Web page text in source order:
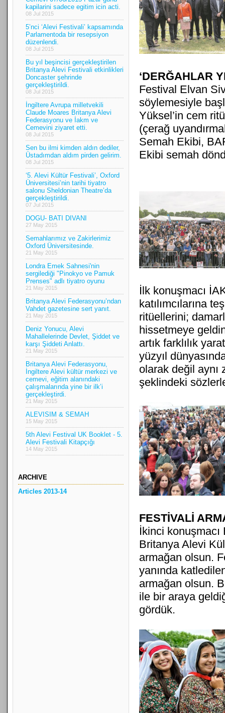
kapilarini sadece egitim icin acti.
08 Jul 2015
5’nci ‘Alevi Festivali’ kapsamında
Parlamentoda bir resepsiyon
düzenlendi.
08 Jul 2015
Bu yıl beşincisi gerçekleştirilen
Britanya Alevi Festivali etkinlikleri
Doncaster şehrinde
gerçekleştirildi.
08 Jul 2015
İngiltere Avrupa milletvekili
Claude Moares Britanya Alevi
Federasyonu ve İakm ve
Cemevini ziyaret etti.
08 Jul 2015
Sen bu ilmi kimden aldın dediler,
Üstadımdan aldım pirden gelirim.
08 Jul 2015
‘5. Alevi Kültür Festivali’, Oxford
Üniversitesi’nin tarihi tiyatro
salonu Sheldonian Theatre’da
gerçekleştirildi.
07 Jul 2015
DOGU- BATI DIVANI
27 May 2015
Semahlarımız ve Zakirlerimiz
Oxford Üniversitesinde.
21 May 2015
Londra Emek Sahnesi'nin
sergilediği "Pinokyo ve Pamuk
Prenses" adlı tiyatro oyunu
21 May 2015
Britanya Alevi Federasyonu’ndan
Vahdet gazetesine sert yanıt.
21 May 2015
Deniz Yonucu, Alevi
Mahallelerinde Devlet, Şiddet ve
karşı Şiddeti Anlattı.
21 May 2015
Britanya Alevi Federasyonu,
İngiltere Alevi kültür merkezi ve
cemevi, eğitim alanındaki
çalışmalarında yine bir ilk’i
gerçekleştirdi.
21 May 2015
ALEVISIM & SEMAH
15 May 2015
5th Alevi Festival UK Booklet - 5.
Alevi Festivali Kitapçığı
14 May 2015
ARCHIVE
Articles 2013-14
‘DERĞAHLAR
Festival Elvan
söylemesiyle
Yüksel’in cem
(çerağ
Semah Ekibi,
Ekibi semah
İlk konuşmacı
katılımcılarına
ritüellerini;
hissetmeye
artık farklılık
yüzyıl
olarak değil aynı
şeklindeki
FESTİVALİ
İkinci konuşmacı
Britanya Alevi
armağan olsun.
yanında
armağan olsun.
ile bir araya
gördük.